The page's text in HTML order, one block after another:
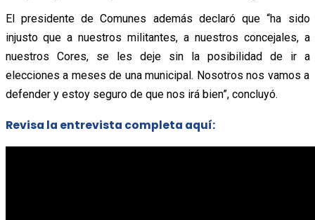
El presidente de Comunes además declaró que “ha sido
injusto que a nuestros militantes, a nuestros concejales, a
nuestros Cores, se les deje sin la posibilidad de ir a
elecciones a meses de una municipal. Nosotros nos vamos a
defender y estoy seguro de que nos irá bien”, concluyó.
Revisa la entrevista completa aquí: